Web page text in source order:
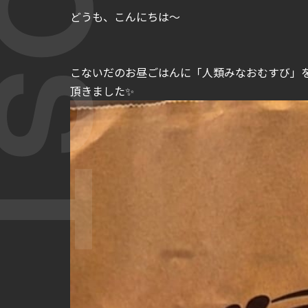
どうも、こんにちは～
こないだのお昼ごはんに「人類みなおむすび」
頂きました✨